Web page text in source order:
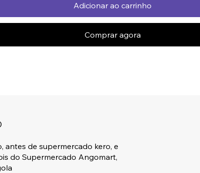
Adicionar ao carrinho
Comprar agora
antes de supermercado kero, e
do Supermercado Angomart,